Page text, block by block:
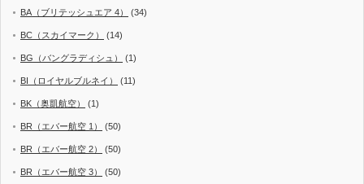
BA（ブリテッシュエア 4） (34)
BC（スカイマーク） (14)
BG（バングラディシュ） (1)
BI（ロイヤルブルネイ） (11)
BK（奥凱航空） (1)
BR（エバー航空 1） (50)
BR（エバー航空 2） (50)
BR（エバー航空 3） (50)